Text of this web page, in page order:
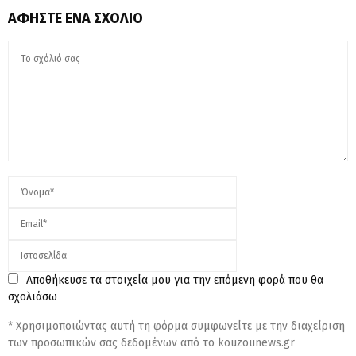
ΑΦΉΣΤΕ ΈΝΑ ΣΧΌΛΙΟ
Αποθήκευσε τα στοιχεία μου για την επόμενη φορά που θα
σχολιάσω
* Χρησιμοποιώντας αυτή τη φόρμα συμφωνείτε με την διαχείριση
των προσωπικών σας δεδομένων από το kouzounews.gr